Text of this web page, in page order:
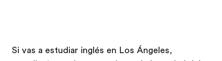
Trabajos
Si vas a estudiar inglés en Los Ángeles,